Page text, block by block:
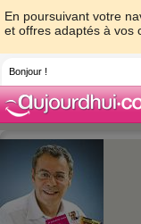
En poursuivant votre
et offres adaptés à vos
Bonjour !